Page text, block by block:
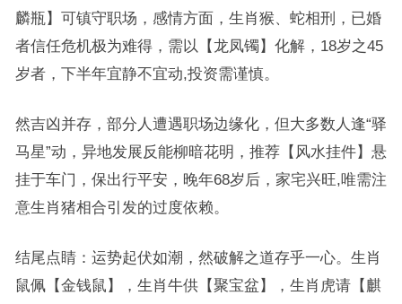
麟瓶】可镇守职场，感情方面，生肖猴、蛇相刑，已婚
者信任危机极为难得，需以【龙凤镯】化解，18岁之45
岁者，下半年宜静不宜动,投资需谨慎。
然吉凶并存，部分人遭遇职场边缘化，但大多数人逢“驿
马星”动，异地发展反能柳暗花明，推荐【风水挂件】悬
挂于车门，保出行平安，晚年68岁后，家宅兴旺,唯需注
意生肖猪相合引发的过度依赖。
结尾点睛：运势起伏如潮，然破解之道存乎一心。生肖
鼠佩【金钱鼠】，生肖牛供【聚宝盆】，生肖虎请【麒